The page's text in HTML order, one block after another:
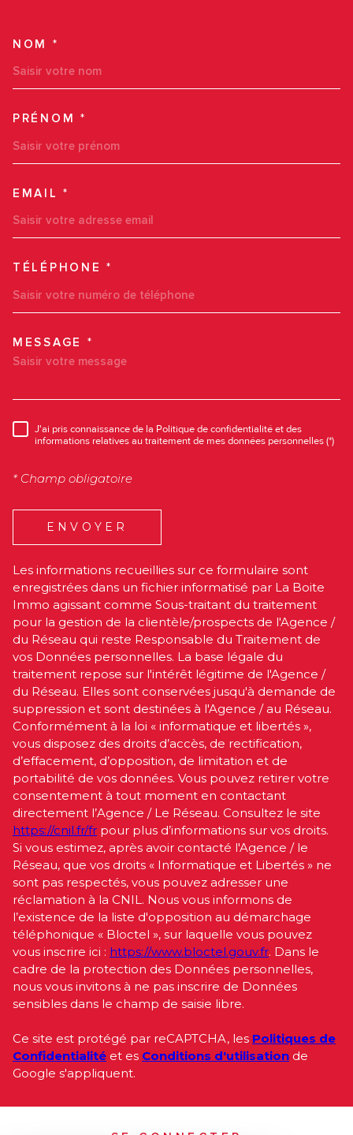
NOM *
PRÉNOM *
EMAIL *
TÉLÉPHONE *
MESSAGE *
RÈGLEMENTATION
J'ai pris connaissance de la Politique de confidentialité et des
informations relatives au traitement de mes données personnelles (*)
* Champ obligatoire
ENVOYER
Les informations recueillies sur ce formulaire sont
enregistrées dans un fichier informatisé par La Boite
Immo agissant comme Sous-traitant du traitement
pour la gestion de la clientèle/prospects de l'Agence /
du Réseau qui reste Responsable du Traitement de
vos Données personnelles. La base légale du
traitement repose sur l'intérêt légitime de l'Agence /
du Réseau. Elles sont conservées jusqu'à demande de
suppression et sont destinées à l'Agence / au Réseau.
Conformément à la loi « informatique et libertés »,
vous disposez des droits d’accès, de rectification,
d’effacement, d’opposition, de limitation et de
portabilité de vos données. Vous pouvez retirer votre
consentement à tout moment en contactant
directement l’Agence / Le Réseau. Consultez le site
https://cnil.fr/fr pour plus d’informations sur vos droits.
Si vous estimez, après avoir contacté l'Agence / le
Réseau, que vos droits « Informatique et Libertés » ne
sont pas respectés, vous pouvez adresser une
réclamation à la CNIL. Nous vous informons de
l’existence de la liste d'opposition au démarchage
téléphonique « Bloctel », sur laquelle vous pouvez
vous inscrire ici : https://www.bloctel.gouv.fr. Dans le
cadre de la protection des Données personnelles,
nous vous invitons à ne pas inscrire de Données
sensibles dans le champ de saisie libre.
Ce site est protégé par reCAPTCHA, les Politiques de
Confidentialité et es Conditions d'utilisation de
Google s'appliquent.